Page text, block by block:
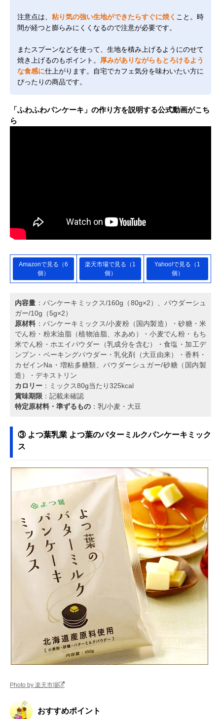
注意点は、 粘り気の強い生地ができたらすぐに焼く こと。時
間が経つと膨らみにくくなるので注意が必要です。
またスプーンなどを使って、生地を積み上げるようにのせて
焼き上げるのもポイント。 厚みがありながらもとろけるよう
な食感に仕上がります。自宅でカフェ気分を味わいたい方に
ぴったりの商品です。
「ふわふわパンケーキ」の作り方を説明する公式動画がこち
ら
Amazonで見る（6
個）
楽天市場で見る（1
個）
Yahoo!で見る（1
個）
内容量 ：パンケーキミックス/160g（80g×2）、パウダーシュ
ガー/10g（5g×2）
原材料 ：パンケーキミックス/小麦粉（国内製造）・砂糖・米
でん粉・粉末油脂（植物油脂、水あめ）・小麦でん粉・もち
米でん粉・ホエイパウダー（乳成分を含む）・食塩・加工デ
ンプン・ベーキングパウダー・乳化剤（大豆由来）・香料・
カゼインNa・増粘多糖類、パウダーシュガー/砂糖（国内製
造）・デキストリン
カロリー ：ミックス80g当たり325kcal
賞味期限 ：記載未確認
特定原材料・準ずるもの ：乳/小麦・大豆
③ よつ葉乳業 よつ葉のバターミルクパンケーキミック
ス
Photo by 楽天市場
おすすめポイント